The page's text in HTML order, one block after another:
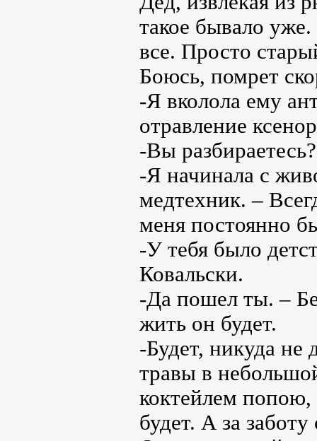
такое бывало
все. Просто
Боюсь, помрет
-Я вколола ему
отравление
-Вы
-Я начинала с
медтехник. –
меня постоянно
-У тебя было
Ковальски.
-Да пошел ты. –
жить он будет.
-Будет, никуда не
травы в
коктейлем попою,
будет. А за